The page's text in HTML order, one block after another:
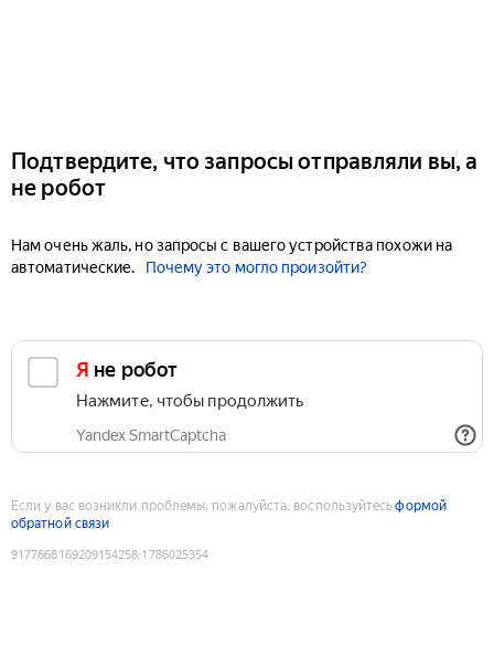
Подтвердите, что запросы отправляли вы, а
не робот
Нам очень жаль, но запросы с вашего устройства похожи на
автоматические.
Почему это могло произойти?
Я не робот
Нажмите, чтобы продолжить
Yandex SmartCaptcha
Если у вас возникли проблемы, пожалуйста, воспользуйтесьформой
обратной связи
9177668169209154258:1786025354